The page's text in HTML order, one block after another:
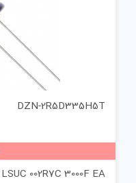
DZN-2R5D335H5T
LSUC 002R7C 3000F EA